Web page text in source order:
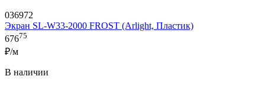
036972
Экран SL-W33-2000 FROST (Arlight, Пластик)
67675
₽/м
В наличии